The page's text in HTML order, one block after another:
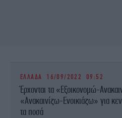
ΕΛΛΑΔΑ 16/09/2022 09:52
Έρχονται τα «Εξοικονομώ-
«Ανακαινίζω-Ενοικιάζω» για
τα ποσά